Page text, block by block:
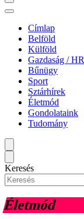
Címlap
Belföld
Külföld
Gazdaság / HR
Bűnügy
Sport
Sztárhírek
Életmód
Gondolataink
Tudomány
Keresés
Életmód